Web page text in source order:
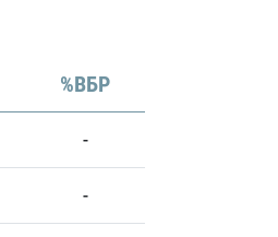
%ВБР
-
-